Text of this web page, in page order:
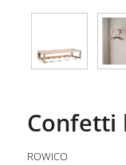
Confetti
ROWICO